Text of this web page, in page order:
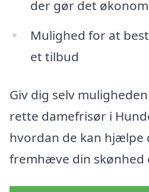
der gør det
Mulighed for at
et tilbud
Giv dig selv
rette damefrisør i
hvordan de kan hjælpe
fremhæve din skønhed